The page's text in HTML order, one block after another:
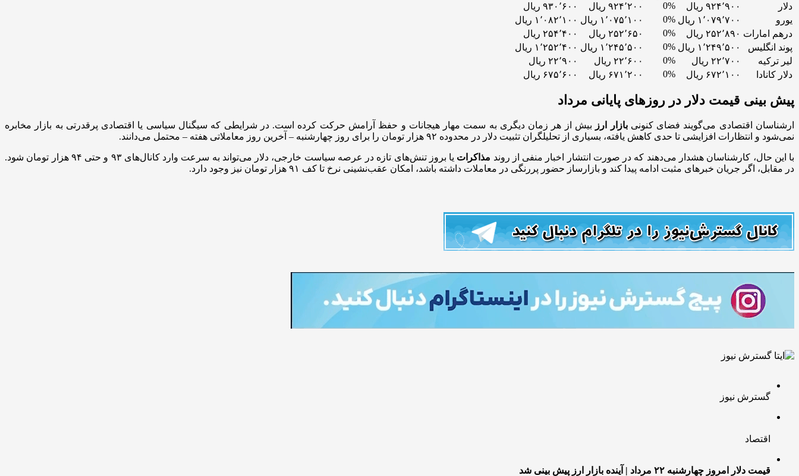
دلار
۹۲۴٬۹۰۰ ریال 0% ۹۲۴٬۲۰۰ ریال
۹۳۰٬۶۰۰ ریال
یورو
۱٬۰۷۹٬۷۰۰ ریال 0% ۱٬۰۷۵٬۱۰۰ ریال
۱٬۰۸۲٬۱۰۰ ریال
درهم امارات ۲۵۲٬۸۹۰ ریال 0% ۲۵۲٬۶۵۰ ریال
۲۵۴٬۴۰۰ ریال
پوند انگلیس
۱٬۲۴۹٬۵۰۰ ریال 0% ۱٬۲۴۵٬۵۰۰ ریال
۱٬۲۵۲٬۴۰۰ ریال
لیر ترکیه
۲۲٬۷۰۰ ریال 0% ۲۲٬۶۰۰ ریال
۲۲٬۹۰۰ ریال
دلار کانادا
۶۷۲٬۱۰۰ ریال 0% ۶۷۱٬۲۰۰ ریال ۶۷۵٬۶۰۰ ریال
پیش بینی قیمت دلار در روزهای پایانی مرداد
ارشناسان اقتصادی می‌گویند فضای کنونی بازار ارز بیش از هر زمان دیگری به سمت مهار هیجانات و حفظ آرامش حرکت کرده است. در شرایطی که سیگنال سیاسی یا اقتصادی پرقدرتی به بازار مخابره
نمی‌شود و انتظارات افزایشی تا حدی کاهش یافته، بسیاری از تحلیلگران تثبیت دلار در محدوده ۹۲ هزار تومان را برای روز چهارشنبه – آخرین روز معاملاتی هفته – محتمل می‌دانند.
با این حال، کارشناسان هشدار می‌دهند که در صورت انتشار اخبار منفی از روند مذاکرات
یا بروز تنش‌های تازه در عرصه سیاست خارجی، دلار می‌تواند به سرعت وارد کانال‌های ۹۳ و حتی ۹۴ هزار تومان شود.
در مقابل، اگر جریان خبرهای مثبت ادامه پیدا کند و بازارساز حضور پررنگی در معاملات داشته باشد، امکان عقب‌نشینی نرخ تا کف ۹۱ هزار تومان نیز وجود دارد.
گسترش نیوز
اقتصاد
قیمت دلار امروز چهارشنبه ۲۲ مرداد | آینده بازار ارز پیش بینی شد